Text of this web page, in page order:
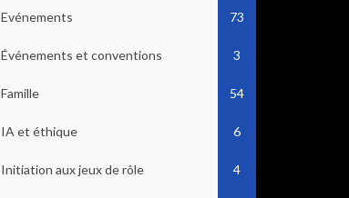
Evénements 73
Événements et conventions 3
Famille 54
IA et éthique 6
Initiation aux jeux de rôle 4